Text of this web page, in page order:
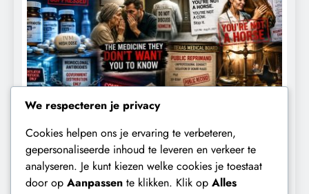
CENSUUR CONTROLE
De medicatie die volgens sommige
We respecteren je privacy
Cookies helpen ons je ervaring te verbeteren,
gepersonaliseerde inhoud te leveren en verkeer te
analyseren. Je kunt kiezen welke cookies je toestaat
door op Aanpassen te klikken. Klik op Alles